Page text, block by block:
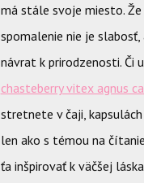
má stále svoje miesto. Že
spomalenie nie je slabosť,
návrat k prirodzenosti. Či
chasteberry vitex agnus
stretnete v čaji,
len ako s témou na
ťa inšpirovať k väčšej